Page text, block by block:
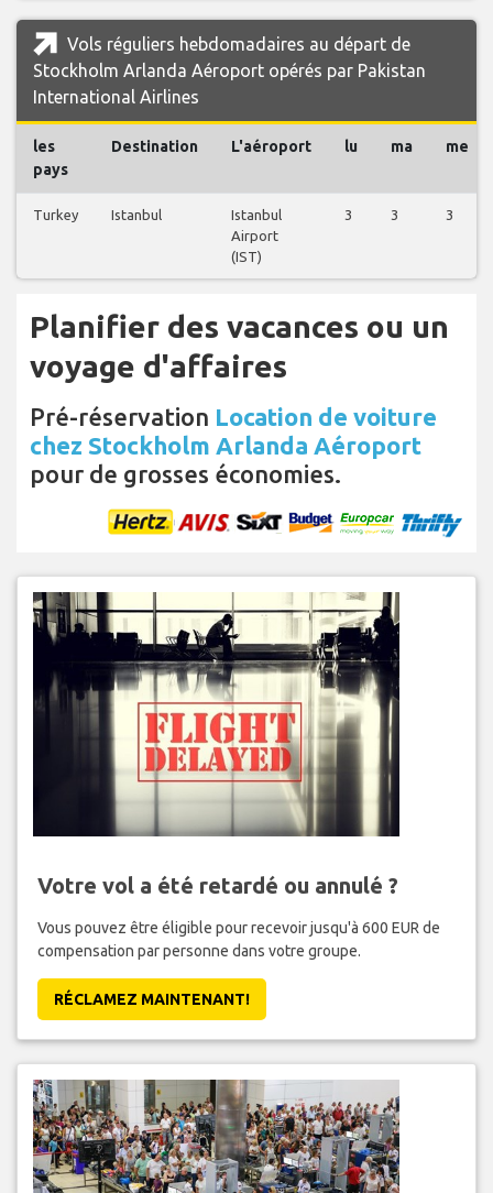
Vols réguliers hebdomadaires au départ de
Stockholm Arlanda Aéroport opérés par Pakistan
International Airlines
les
pays
Destination L'aéroport lu ma me
Turkey Istanbul
Istanbul
Airport
(IST)
3 3 3
Planifier des vacances ou un
voyage d'affaires
Pré-réservation Location de voiture
chez Stockholm Arlanda Aéroport
pour de grosses économies.
Votre vol a été retardé ou annulé ?
Vous pouvez être éligible pour recevoir jusqu'à 600 EUR de
compensation par personne dans votre groupe.
RÉCLAMEZ MAINTENANT!